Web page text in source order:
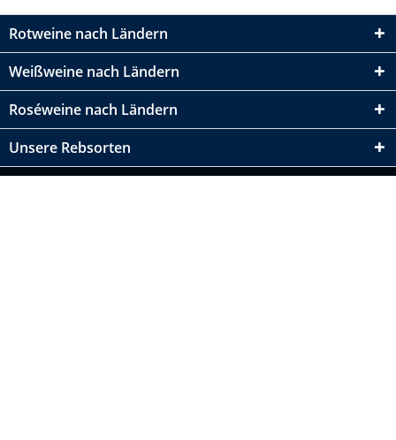
Rotweine nach Ländern
Weißweine nach Ländern
Roséweine nach Ländern
Unsere Rebsorten